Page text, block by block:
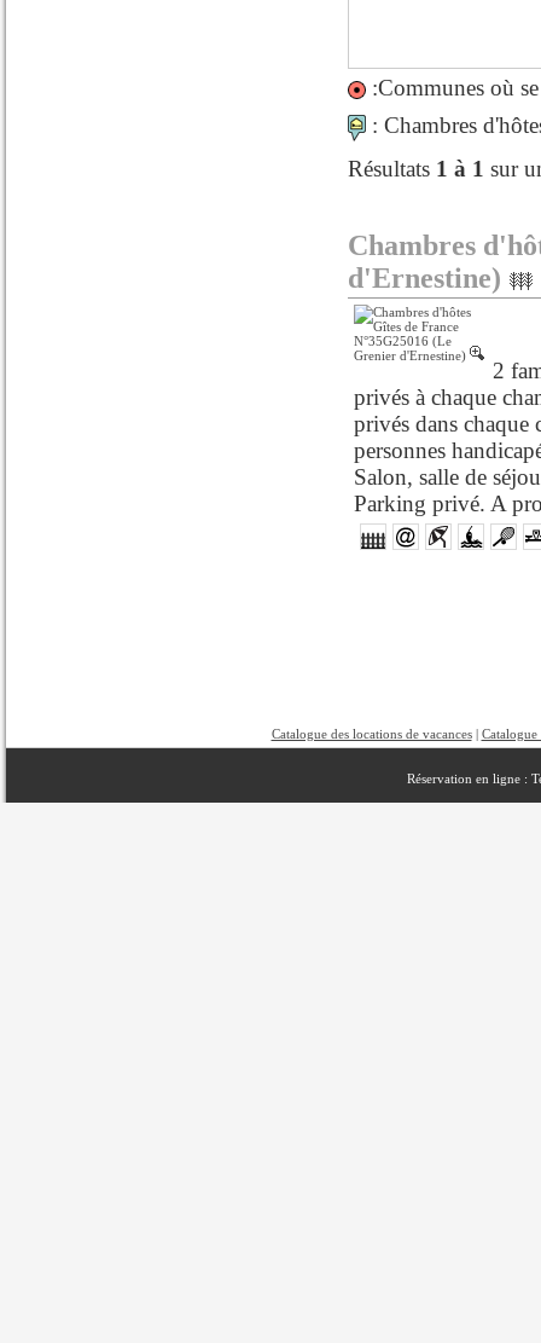
:Communes où
: Chambres
Résultats 1 à 1 sur
Chambres
d'Ernestine)
2
privés à chaque
privés dans chaque
personnes
Salon, salle de
Parking privé. A
Catalogue des locations de vacances| Catalogue
Réservation en ligne :